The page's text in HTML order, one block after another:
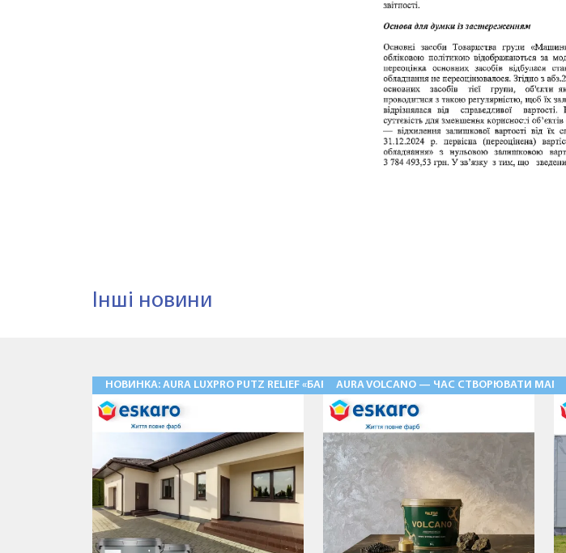
Інші новини
НОВИНКА: AURA LUXPRO PUTZ RELIEF «БАРАНЕЦЬ» — ФАСАДНІ ШТУКАТУРКИ НОВОГО
AURA VOLCANO — ЧАС СТВОРЮВАТИ